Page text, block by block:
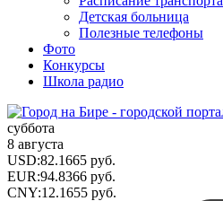
Детская больница
Полезные телефоны
Фото
Конкурсы
Школа радио
суббота
8 августа
USD:82.1665 руб.
EUR:94.8366 руб.
CNY:12.1655 руб.